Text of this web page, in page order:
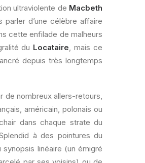
ultraviolente de Macbeth
d’une célèbre affaire
cette enfilade de malheurs
du Locataire, mais ce
depuis très longtemps
de nombreux allers-retours,
américain, polonais ou
dans chaque strate du
à des pointures du
linéaire (un émigré